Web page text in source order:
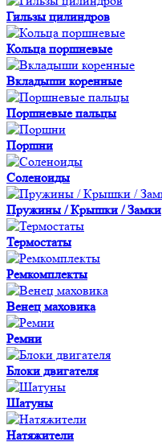
Гильзы цилиндров
Кольца поршневые
Вкладыши коренные
Поршневые пальцы
Поршни
Соленоиды
Пружины / Крышки / Замки
Термостаты
Ремкомплекты
Венец маховика
Ремни
Блоки двигателя
Шатуны
Натяжители